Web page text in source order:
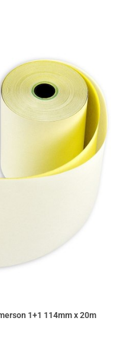
1+1 114mm x 20m